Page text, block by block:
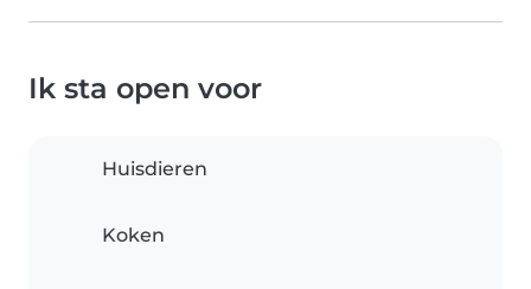
Ik sta open voor
Huisdieren
Koken